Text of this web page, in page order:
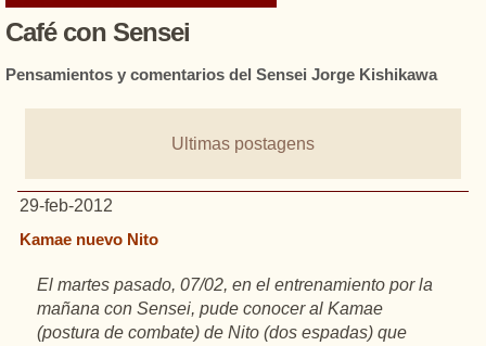
Café con Sensei
Pensamientos y comentarios del Sensei Jorge Kishikawa
Ultimas postagens
29-feb-2012
Kamae nuevo Nito
El martes pasado, 07/02, en el entrenamiento por la
mañana con Sensei, pude conocer al Kamae
(postura de combate) de Nito (dos espadas) que